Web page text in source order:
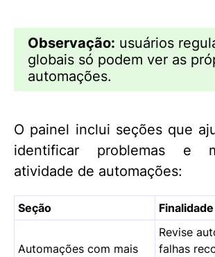
Observação: usuários
globais só podem ver as
automações.
O painel inclui seções que
identificar problemas e
atividade de automações:
Seção Finalidade
Automações com mais
Revise
falhas